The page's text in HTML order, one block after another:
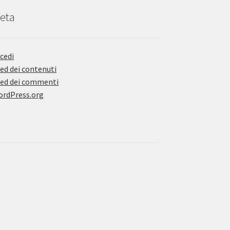
dei contenuti
dei commenti